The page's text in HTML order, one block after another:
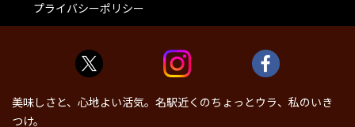
プライバシーポリシー
美味しさと、心地よい活気。名駅近くのちょっとウラ、私のいき
つけ。